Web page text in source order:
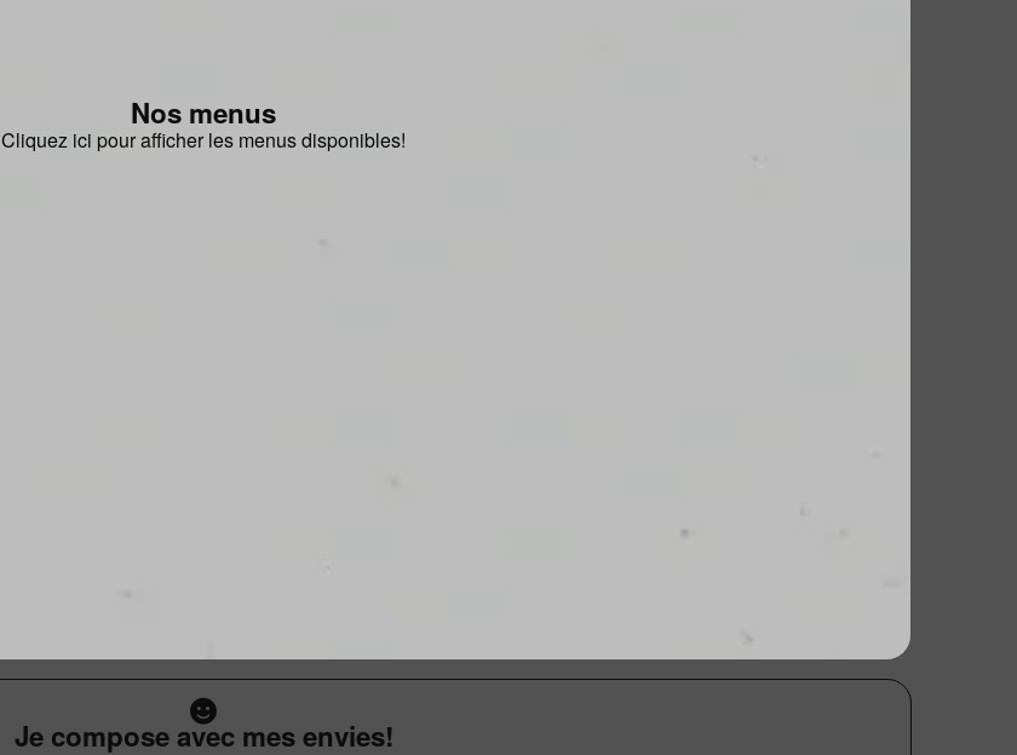
Nos menus
Cliquez ici pour afficher les menus disponibles!
Je compose avec mes envies!